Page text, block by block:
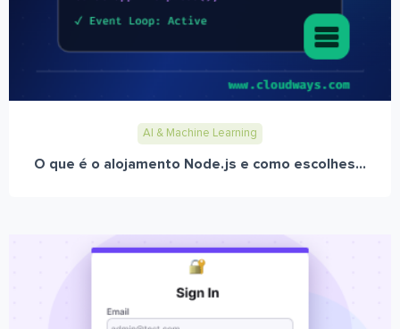
AI & Machine Learning
O que é o alojamento Node.js e como escolhes...